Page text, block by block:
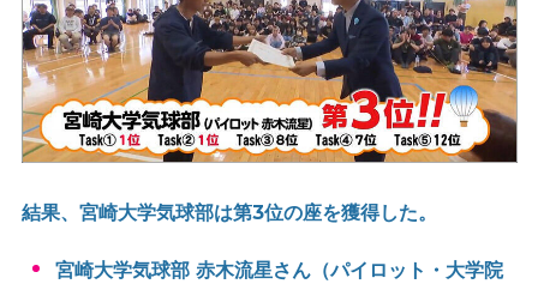
結果、宮崎大学気球部は第3位の座を獲得した。
宮崎大学気球部 赤木流星さん（パイロット・大学院